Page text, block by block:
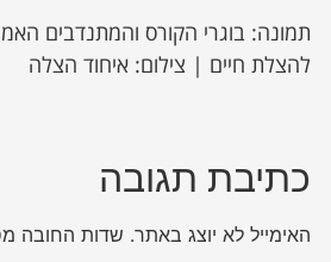
תמונה: בוגרי הקורס והמתנדבים
להצלת חיים | צילום: איחוד הצלה
כתיבת תגובה
האימייל לא יוצג באתר. שדות החובה